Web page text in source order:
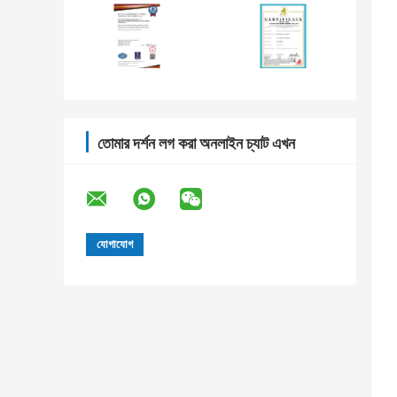
তোমার দর্শন লগ করা অনলাইন চ্যাট এখন